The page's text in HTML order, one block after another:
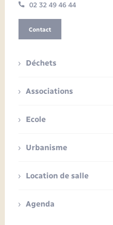
02 32 49 46 44
Contact
Déchets
Associations
Ecole
Urbanisme
Location de salle
Agenda